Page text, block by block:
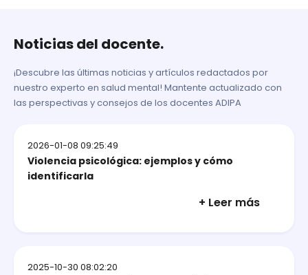
Noticias del docente.
¡Descubre las últimas noticias y artículos redactados por
nuestro experto en salud mental! Mantente actualizado con
las perspectivas y consejos de los docentes ADIPA
2026-01-08 09:25:49
Violencia psicológica: ejemplos y cómo
identificarla
+ Leer más
2025-10-30 08:02:20